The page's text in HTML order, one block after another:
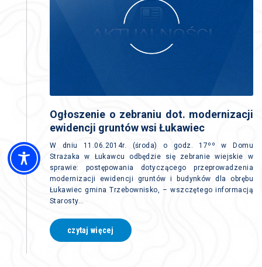
Ogłoszenie o zebraniu dot. modernizacji
ewidencji gruntów wsi Łukawiec
W dniu 11.06.2014r. (środa) o godz. 17ºº w Domu
Strażaka w Łukawcu odbędzie się zebranie wiejskie w
sprawie: postępowania dotyczącego przeprowadzenia
modernizacji ewidencji gruntów i budynków dla obrębu
Łukawiec gmina Trzebownisko, – wszczętego informacją
Starosty…
czytaj więcej